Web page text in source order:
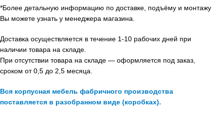
*Более детальную информацию по доставке, подъёму и монтажу
Вы можете узнать у менеджера магазина.
Доставка осуществляется в течение 1-10 рабочих дней при
наличии товара на складе.
При отсутствии товара на складе — оформляется под заказ,
сроком от 0,5 до 2,5 месяца.
Вся корпусная мебель фабричного производства
поставляется в разобранном виде (коробках).